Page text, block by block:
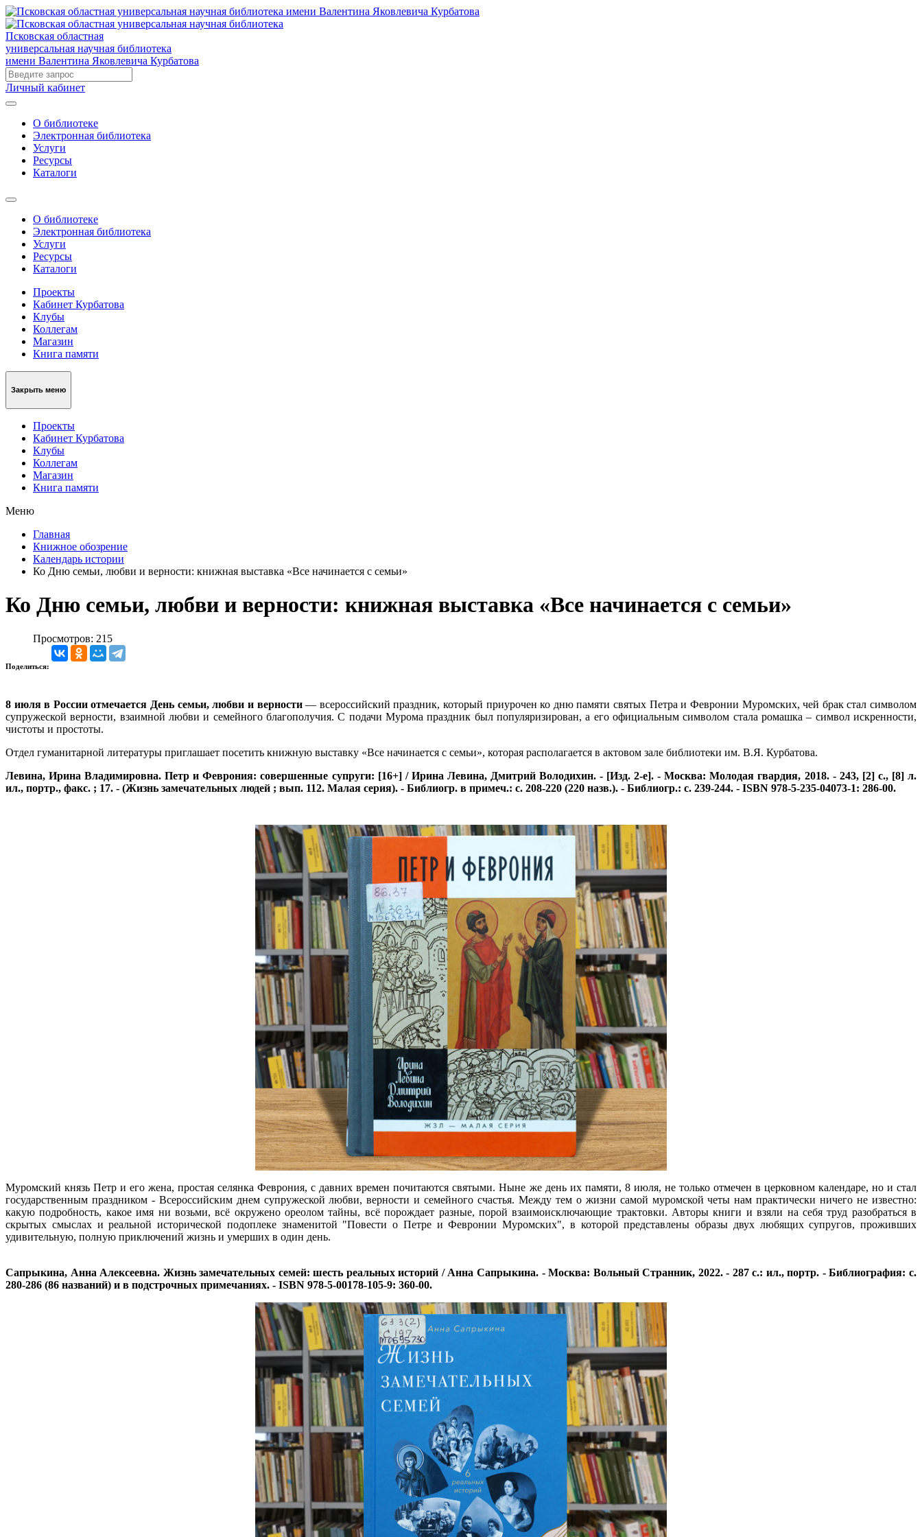
Псковская областная
универсальная научная библиотека
имени Валентина Яковлевича Курбатова
Личный кабинет
О библиотеке
Электронная библиотека
Услуги
Ресурсы
Каталоги
О библиотеке
Электронная библиотека
Услуги
Ресурсы
Каталоги
Проекты
Кабинет Курбатова
Клубы
Коллегам
Магазин
Книга памяти
Закрыть меню
Проекты
Кабинет Курбатова
Клубы
Коллегам
Магазин
Книга памяти
Меню
Главная
Книжное обозрение
Календарь истории
Ко Дню семьи, любви и верности: книжная выставка «Все начинается с семьи»
Ко Дню семьи, любви и верности: книжная выставка «Все начинается с семьи»
Просмотров: 215
Поделиться:
8 июля в России отмечается День семьи, любви и верности— всероссийский праздник, который приурочен ко дню памяти святых Петра и Февронии Муромских, чей брак стал символом
супружеской верности, взаимной любви и семейного благополучия. С подачи Мурома праздник был популяризирован, а его официальным символом стала ромашка – символ искренности,
чистоты и простоты.
Отдел гуманитарной литературы приглашает посетить книжную выставку «Все начинается с семьи», которая располагается в актовом зале библиотеки им. В.Я. Курбатова.
Левина, Ирина Владимировна. Петр и Феврония: совершенные супруги: [16+] / Ирина Левина, Дмитрий Володихин. - [Изд. 2-е]. - Москва: Молодая гвардия, 2018. - 243, [2] с., [8] л.
ил., портр., факс. ; 17. - (Жизнь замечательных людей ; вып. 112. Малая серия). - Библиогр. в примеч.: с. 208-220 (220 назв.). - Библиогр.: с. 239-244. - ISBN 978-5-235-04073-1: 286-00.
Муромский князь Петр и его жена, простая селянка Феврония, с давних времен почитаются святыми. Ныне же день их памяти, 8 июля, не только отмечен в церковном календаре, но и стал
государственным праздником - Всероссийским днем супружеской любви, верности и семейного счастья. Между тем о жизни самой муромской четы нам практически ничего не известно:
какую подробность, какое имя ни возьми, всё окружено ореолом тайны, всё порождает разные, порой взаимоисключающие трактовки. Авторы книги и взяли на себя труд разобраться в
скрытых смыслах и реальной исторической подоплеке знаменитой "Повести о Петре и Февронии Муромских", в которой представлены образы двух любящих супругов, проживших
удивительную, полную приключений жизнь и умерших в один день.
Сапрыкина, Анна Алексеевна. Жизнь замечательных семей: шесть реальных историй / Анна Сапрыкина. - Москва: Вольный Странник, 2022. - 287 с.: ил., портр. - Библиография: с.
280-286 (86 названий) и в подстрочных примечаниях. - ISBN 978-5-00178-105-9: 360-00.